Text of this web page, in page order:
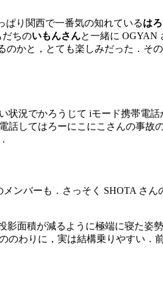
ぱり関西で一番気の知れているは
だちのいもんさんと一緒に OGYAN
かと，とても楽しみだった．そ
況でかろうじて iモード携帯電
してはろーにこにこさんの事故
ンバーも．さっそく SHOTA さん
面積が減るように極端に寝た姿
のわりに，実は結構乗りやすい．